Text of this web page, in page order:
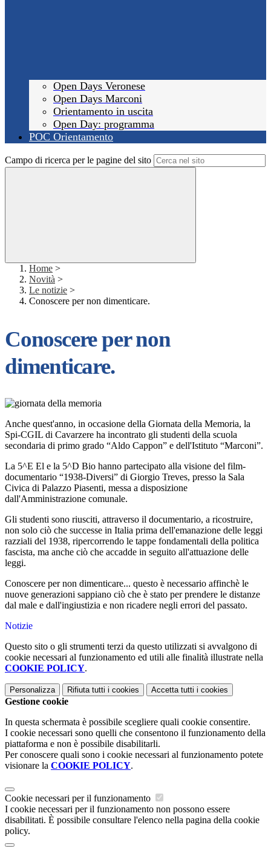
Open Days Veronese
Open Days Marconi
Orientamento in uscita
Open Day: programma
POC Orientamento
Campo di ricerca per le pagine del sito
Home >
Novità >
Le notizie >
Conoscere per non dimenticare.
Conoscere per non
dimenticare.
Anche quest'anno, in occasione della Giornata della Memoria, la
Spi-CGIL di Cavarzere ha incontrato gli studenti della scuola
secondaria di primo grado “Aldo Cappon” e dell'Istituto “Marconi”.
La 5^E El e la 5^D Bio hanno partecipato alla visione del film-
documentario “1938-Diversi” di Giorgio Treves, presso la Sala
Civica di Palazzo Piasenti, messa a disposizione
dall'Amministrazione comunale.
Gli studenti sono riusciti, attraverso il documentario, a ricostruire,
non solo ciò che successe in Italia prima dell'emanazione delle leggi
razziali del 1938, ripercorrendo le tappe fondamentali della politica
fascista, ma anche ciò che accadde in seguito all'attuazione delle
leggi.
Conoscere per non dimenticare... questo è necessario affinchè le
nuove generazioni sappiano ciò che è stato per prendere le distanze
dal male e dall'ingiustizia e non ricadere negli errori del passato.
Notizie
Questo sito o gli strumenti terzi da questo utilizzati si avvalgono di
cookie necessari al funzionamento ed utili alle finalità illustrate nella
COOKIE POLICY.
Personalizza Rifiuta tutti i cookies Accetta tutti i cookies
Gestione cookie
In questa schermata è possibile scegliere quali cookie consentire.
I cookie necessari sono quelli che consentono il funzionamento della
piattaforma e non è possibile disabilitarli.
Per conoscere quali sono i cookie necessari al funzionamento potete
visionare la COOKIE POLICY.
Cookie necessari per il funzionamento
I cookie necessari per il funzionamento non possono essere
disabilitati. È possibile consultare l'elenco nella pagina della cookie
policy.